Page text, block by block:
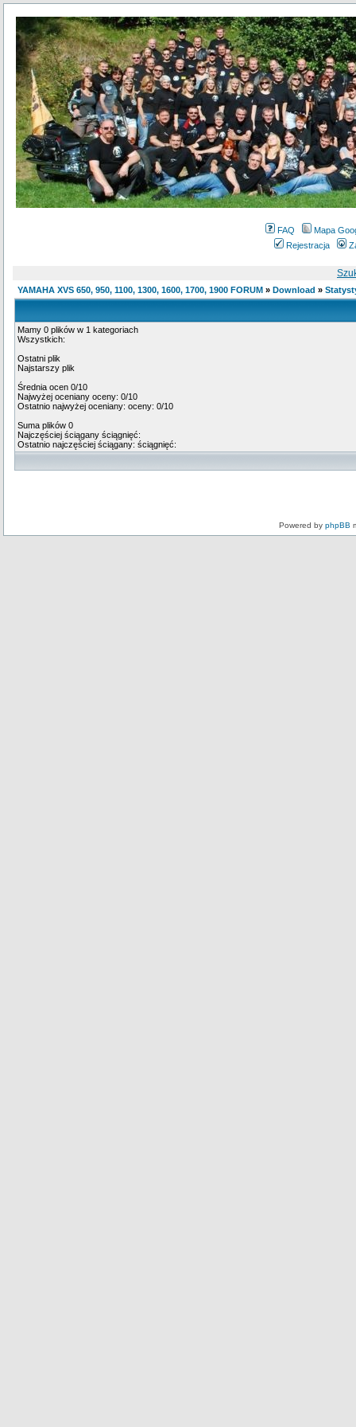
FAQ
Mapa
Rejestracja
YAMAHA XVS 650, 950, 1100, 1300, 1600, 1700, 1900 FORUM » Download »
Mamy 0 plików w 1 kategoriach
Wszystkich:
Ostatni plik
Najstarszy plik
Średnia ocen 0/10
Najwyżej oceniany oceny: 0/10
Ostatnio najwyżej oceniany: oceny: 0/10
Suma plików 0
Najczęściej ściągany ściągnięć:
Ostatnio najczęściej ściągany: ściągnięć:
Powered by phpBB